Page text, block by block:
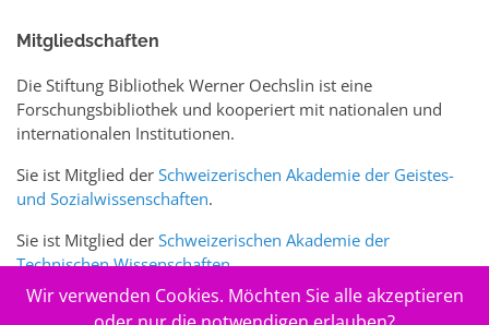
Mitgliedschaften
Die Stiftung Bibliothek Werner Oechslin ist eine
Forschungsbibliothek und kooperiert mit nationalen und
internationalen Institutionen.
Sie ist Mitglied der Schweizerischen Akademie der Geistes-
und Sozialwissenschaften.
Sie ist Mitglied der Schweizerischen Akademie der
Technischen Wissenschaften.
Sie ist zudem Mitglied des Schweizer Portalswww.sciences-
Wir verwenden Cookies. Möchten Sie alle akzeptieren